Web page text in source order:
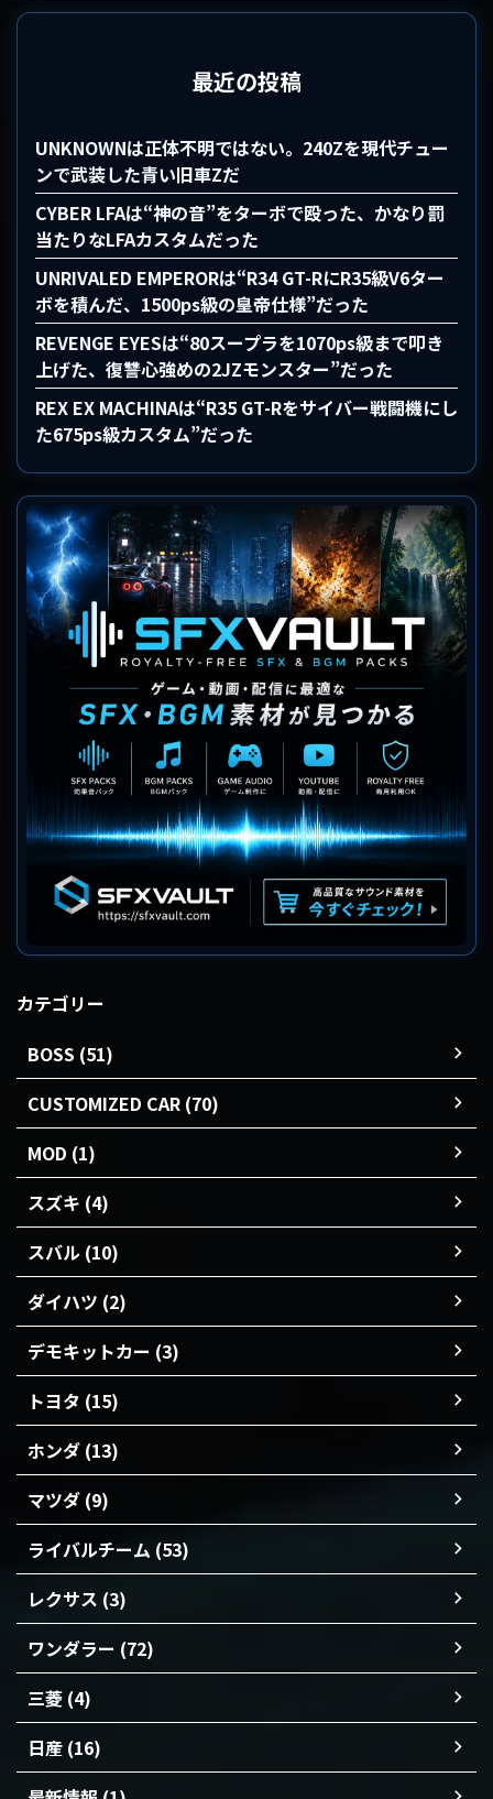
最近の投稿
UNKNOWNは正体不明ではない。240Zを現代チュー
ンで武装した青い旧車Zだ
CYBER LFAは“神の音”をターボで殴った、かなり罰
当たりなLFAカスタムだった
UNRIVALED EMPERORは“R34 GT-RにR35級V6ター
ボを積んだ、1500ps級の皇帝仕様”だった
REVENGE EYESは“80スープラを1070ps級まで叩き
上げた、復讐心強めの2JZモンスター”だった
REX EX MACHINAは“R35 GT-Rをサイバー戦闘機にし
た675ps級カスタム”だった
カテゴリー
BOSS (51)
CUSTOMIZED CAR (70)
MOD (1)
スズキ (4)
スバル (10)
ダイハツ (2)
デモキットカー (3)
トヨタ (15)
ホンダ (13)
マツダ (9)
ライバルチーム (53)
レクサス (3)
ワンダラー (72)
三菱 (4)
日産 (16)